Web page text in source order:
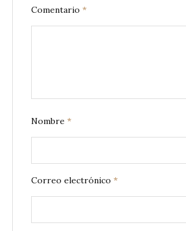
Comentario *
Nombre *
Correo electrónico *